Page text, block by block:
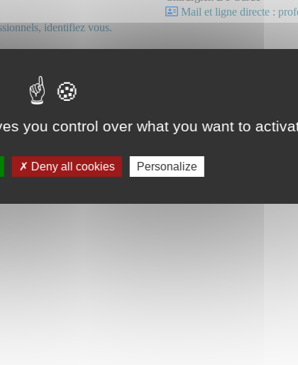
identifiez vous.
Mail et ligne directe :
you control over what you want to
Deny all cookies Personalize